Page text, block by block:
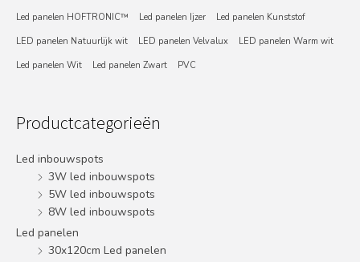
Led panelen HOFTRONIC™
Led panelen Ijzer
Led panelen Kunststof
LED panelen Natuurlijk wit
LED panelen Velvalux
LED panelen Warm wit
Led panelen Wit
Led panelen Zwart PVC
Productcategorieën
Led inbouwspots
3W led inbouwspots
5W led inbouwspots
8W led inbouwspots
Led panelen
30x120cm Led panelen